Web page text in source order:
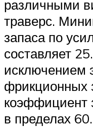
различными
траверс.
запаса по
составляет
исключением
фрикционных
коэффициент
в пределах